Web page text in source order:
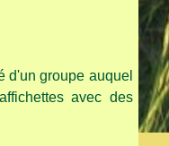
d'un groupe auquel
avec des